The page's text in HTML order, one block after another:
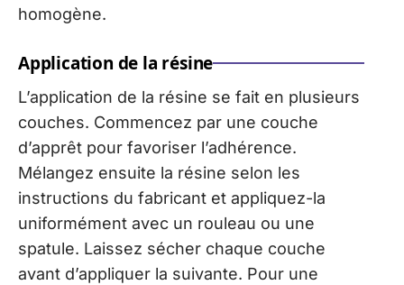
homogène.
Application de la résine
L’application de la résine se fait en plusieurs
couches. Commencez par une couche
d’apprêt pour favoriser l’adhérence.
Mélangez ensuite la résine selon les
instructions du fabricant et appliquez-la
uniformément avec un rouleau ou une
spatule. Laissez sécher chaque couche
avant d’appliquer la suivante. Pour une